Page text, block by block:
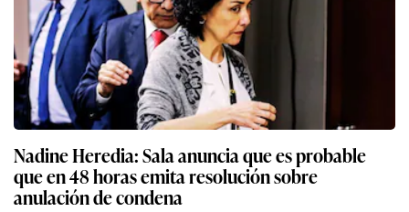
Nadine Heredia: Sala anuncia que es probable
que en 48 horas emita resolución sobre
anulación de condena